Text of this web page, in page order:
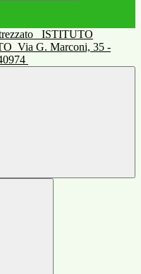
ISTITUTO
Via G. Marconi, 35 -